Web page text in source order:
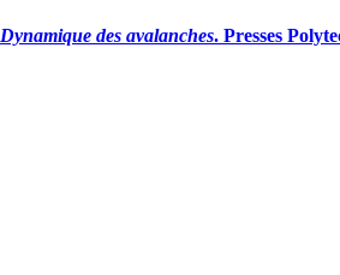
Dynamique des avalanches. Presses